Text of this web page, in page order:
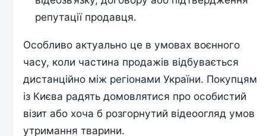
репутації продавця.
Особливо актуально це в умовах воєнного
часу, коли частина продажів відбувається
дистанційно між регіонами України. Покупцям
із Києва радять домовлятися про особистий
візит або хоча б розгорнутий відеоогляд умов
утримання тварини.